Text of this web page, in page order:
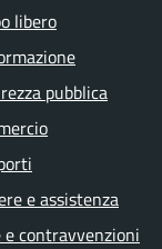
libero
pubblica
e assistenza
contravvenzioni